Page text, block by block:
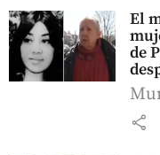
El
de
share